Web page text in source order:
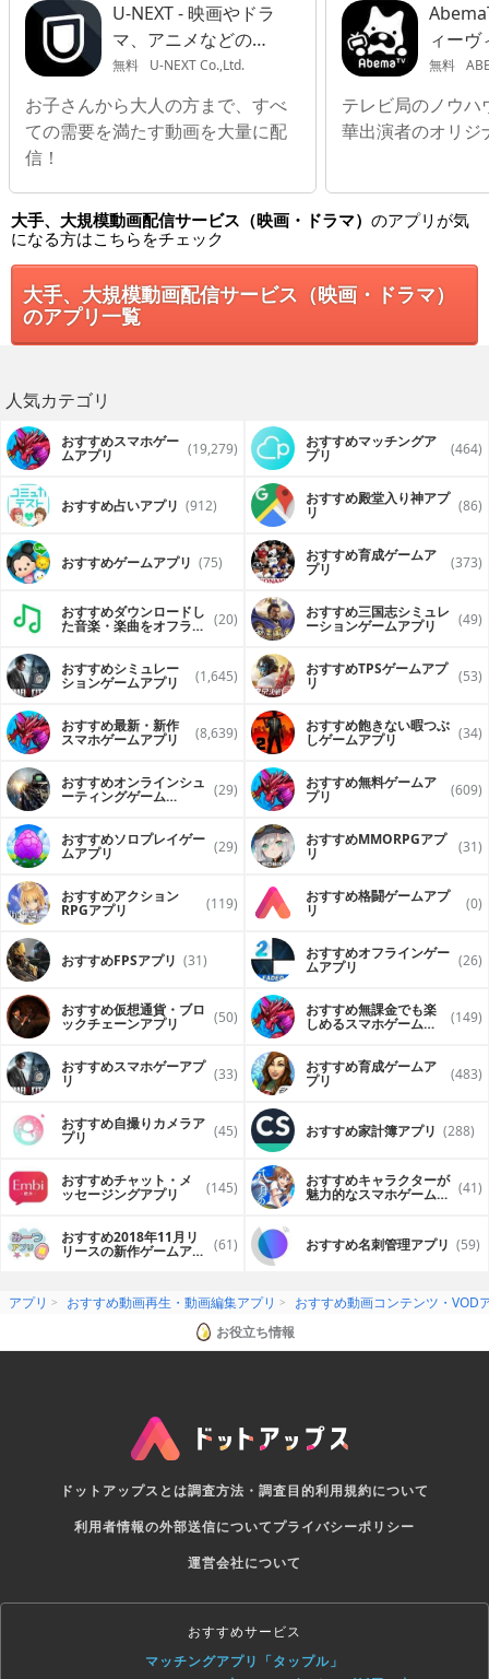
U-NEXT - 映画やドラ
マ、アニメなどの動
画が見放題
無料 U-NEXT Co.,Ltd.
お子さんから大人の方まで、すべ
ての需要を満たす動画を大量に配
信！
ィーヴ
無料
テレビ局のノウハ
華出演者のオリジ
大手、大規模動画配信サービス（映画・ドラマ） のアプリが気
になる方はこちらをチェック
大手、大規模動画配信サービス（映画・ドラマ）
のアプリ一覧
人気カテゴリ
おすすめスマホゲー
ムアプリ (19,279) おすすめマッチングア
プリ (464)
おすすめ占いアプリ (912) おすすめ殿堂入り神アプ
リ (86)
おすすめゲームアプリ (75) おすすめ育成ゲームア
プリ (373)
おすすめダウンロードし
た音楽・楽曲をオフライ (20) おすすめ三国志シミュレ
ーションゲームアプリ (49)
おすすめシミュレー
ションゲームアプリ (1,645) おすすめTPSゲームアプ
リ (53)
おすすめ最新・新作
スマホゲームアプリ (8,639) おすすめ飽きない暇つぶ
しゲームアプリ (34)
おすすめオンラインシュ
ーティングゲーム (29) おすすめ無料ゲームア
プリ (609)
おすすめソロプレイゲー
ムアプリ (29) おすすめ MMORPGアプ
リ (31)
おすすめアクション
RPGアプリ (119) おすすめ格闘ゲームアプ
リ (0)
おすすめFPSアプリ (31) おすすめオフラインゲー
ムアプリ (26)
おすすめ仮想通貨・ブロ
ックチェーンアプリ (50) おすすめ無課金でも楽
しめるスマホゲームア (149)
おすすめスマホゲーアプ
リ (33) おすすめ育成ゲームア
プリ (483)
おすすめ自撮りカメラア
プリ (45) おすすめ家計簿アプリ (288)
おすすめチャット・メ
ッセージングアプリ (145) おすすめキャラクターが
魅力的なスマホゲームア (41)
おすすめ2018年11月リ
リースの新作ゲームアプ (61) おすすめ名刺管理アプリ (59)
アプリ おすすめ動画再生・動画編集アプリ
おすすめ動画コンテンツ・VOD
お役立ち情報
ドットアップスとは調査方法・調査目的利用規約について
利用者情報の外部送信についてプライバシーポリシー
運営会社について
おすすめサービス
マッチングアプリ「タップル」